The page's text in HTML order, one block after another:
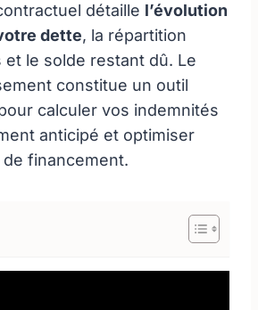
détaille l’évolution
dette, la répartition
le solde restant dû. Le
constitue un outil
calculer vos indemnités
anticipé et optimiser
financement.